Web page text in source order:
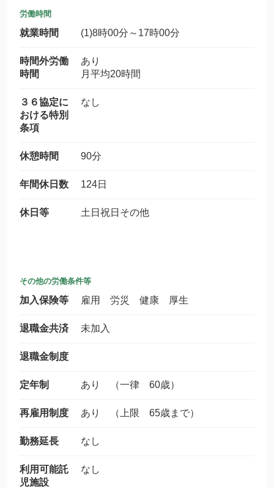
労働時間
就業時間 (1)8時00分～17時00分
時間外労働
時間
あり
月平均20時間
３６協定に
おける特別
条項
なし
休憩時間 90分
年間休日数 124日
休日等 土日祝日その他
その他の労働条件等
加入保険等 雇用 労災 健康 厚生
退職金共済 未加入
退職金制度
定年制 あり （一律 60歳）
再雇用制度 あり （上限 65歳まで）
勤務延長 なし
利用可能託
児施設
なし